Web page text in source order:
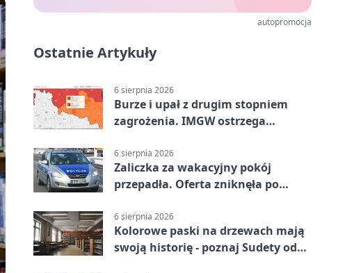
autopromocja
Ostatnie Artykuły
6 sierpnia 2026
Burze i upał z drugim stopniem
zagrożenia. IMGW ostrzega
6 sierpnia 2026
Zaliczka za wakacyjny pokój
przepadła. Oferta zniknęła po
6 sierpnia 2026
Kolorowe paski na drzewach mają
swoją historię - poznaj Sudety od